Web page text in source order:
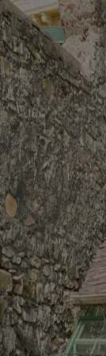
Focus on
Now
Contacts
EN
Log in
Home
Tags
#genoa
#genoa
Events
“Riviera